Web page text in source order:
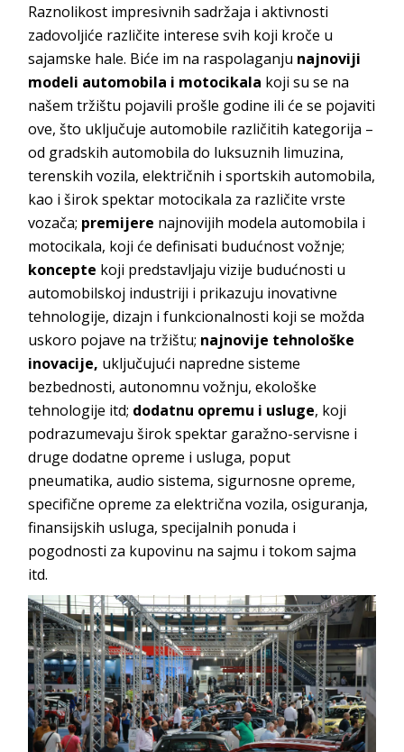
Raznolikost impresivnih sadržaja i aktivnosti
zadovoljiće različite interese svih koji kroče u
sajamske hale. Biće im na raspolaganju najnoviji
modeli automobila i motocikala koji su se na
našem tržištu pojavili prošle godine ili će se pojaviti
ove, što uključuje automobile različitih kategorija –
od gradskih automobila do luksuznih limuzina,
terenskih vozila, električnih i sportskih automobila,
kao i širok spektar motocikala za različite vrste
vozača; premijere najnovijih modela automobila i
motocikala, koji će definisati budućnost vožnje;
koncepte koji predstavljaju vizije budućnosti u
automobilskoj industriji i prikazuju inovativne
tehnologije, dizajn i funkcionalnosti koji se možda
uskoro pojave na tržištu; najnovije tehnološke
inovacije, uključujući napredne sisteme
bezbednosti, autonomnu vožnju, ekološke
tehnologije itd; dodatnu opremu i usluge, koji
podrazumevaju širok spektar garažno-servisne i
druge dodatne opreme i usluga, poput
pneumatika, audio sistema, sigurnosne opreme,
specifične opreme za električna vozila, osiguranja,
finansijskih usluga, specijalnih ponuda i
pogodnosti za kupovinu na sajmu i tokom sajma
itd.